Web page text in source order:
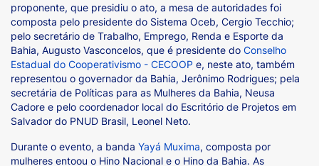
proponente, que presidiu o ato, a mesa de autoridades foi
composta pelo presidente do Sistema Oceb, Cergio Tecchio;
pelo secretário de Trabalho, Emprego, Renda e Esporte da
Bahia, Augusto Vasconcelos, que é presidente do Conselho
Estadual do Cooperativismo - CECOOP e, neste ato, também
representou o governador da Bahia, Jerônimo Rodrigues; pela
secretária de Políticas para as Mulheres da Bahia, Neusa
Cadore e pelo coordenador local do Escritório de Projetos em
Salvador do PNUD Brasil, Leonel Neto.
Durante o evento, a banda Yayá Muxima, composta por
mulheres entoou o Hino Nacional e o Hino da Bahia. As